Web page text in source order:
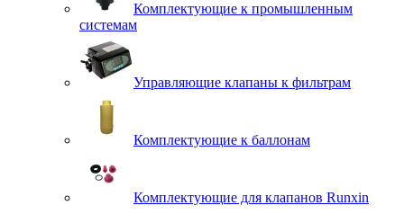
Комплектующие к промышленным
системам
Управляющие клапаны к фильтрам
Комплектующие к баллонам
Комплектующие для клапанов Runxin